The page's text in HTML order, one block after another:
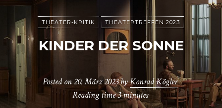
THEATER-KRITIK THEATERTREFFEN 2023
KINDER DER SONNE
Posted on20. März 2023byKonrad Kögler
Reading time3 minutes